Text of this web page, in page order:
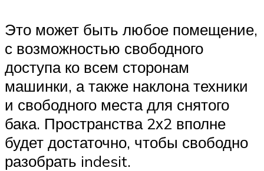
Это может быть любое помещение,
с возможностью свободного
доступа ко всем сторонам
машинки, а также наклона техники
и свободного места для снятого
бака. Пространства 2х2 вполне
будет достаточно, чтобы свободно
разобрать indesit.